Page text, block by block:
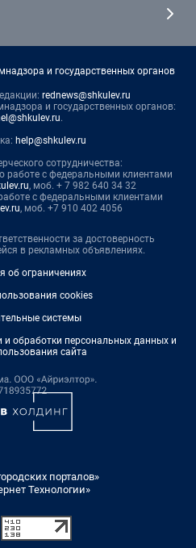
и государственных органов
rednews@shkulev.ru
и государственных органов:
.
help@shkulev.ru
сотрудничества:
с федеральными клиентами
, моб. + 7 982 640 34 32
с федеральными клиентами
, моб. +7 910 402 4056
за достоверность
в рекламных объявлениях.
об ограничениях
cookies
системы
обработки персональных данных и
сайта
порталов»
Технологии»